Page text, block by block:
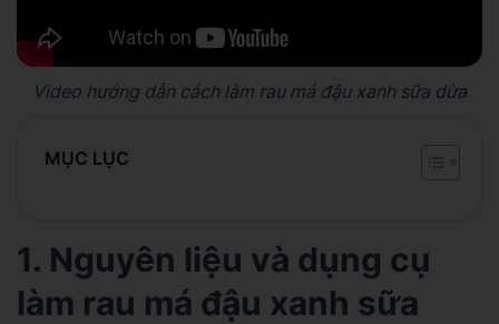
Video hướng dẫn cách làm rau má đậu xanh sữa dừa
MỤC LỤC
1. Nguyên liệu và dụng cụ
làm rau má đậu xanh sữa